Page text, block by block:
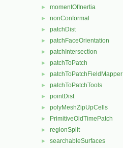
► momentOfInertia
► nonConformal
► patchDist
► patchFaceOrientation
► patchIntersection
► patchToPatch
► patchToPatchFieldMapper
► patchToPatchTools
► pointDist
► polyMeshZipUpCells
► PrimitiveOldTimePatch
► regionSplit
► searchableSurfaces